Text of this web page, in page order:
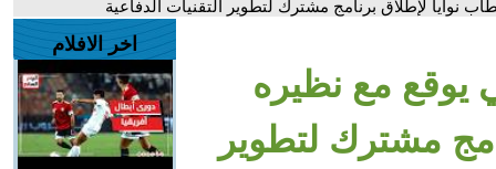
نوايا لإطلاق برنامج مشترك لتطوير التقنيات الدفاعية
يوقع مع نظيره
مشترك لتطوير
اخر الافلام